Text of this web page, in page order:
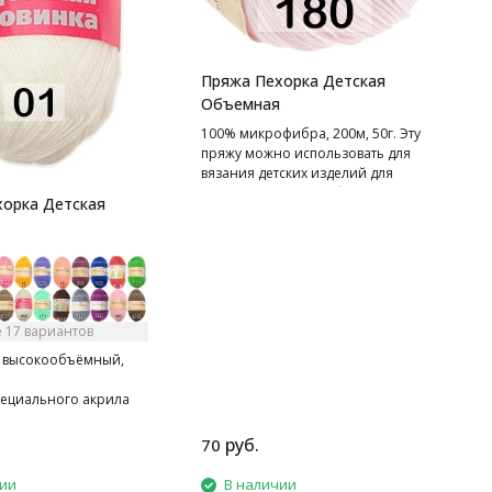
Детская
17 вариантов
высокообъёмный,
акрила
Пряжа Пехорка Детская
Объемная
100% микрофибра, 200м, 50г. Эту
пряжу можно использовать для
вязания детских изделий для
грудничков и детей более
70 руб.
В наличии